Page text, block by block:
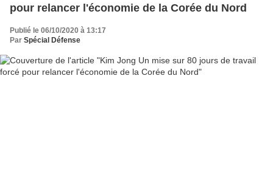
pour relancer l'économie de la Corée du Nord
Publié le 06/10/2020 à 13:17
Par Spécial Défense